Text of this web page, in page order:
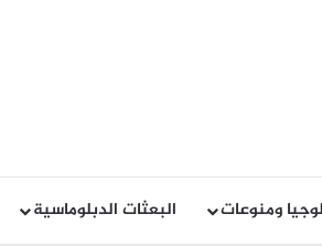
ومنوعات البعثات الدبلوماسية